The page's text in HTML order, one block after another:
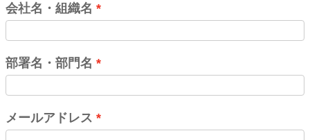
会社名・組織名
部署名・部門名
メールアドレス